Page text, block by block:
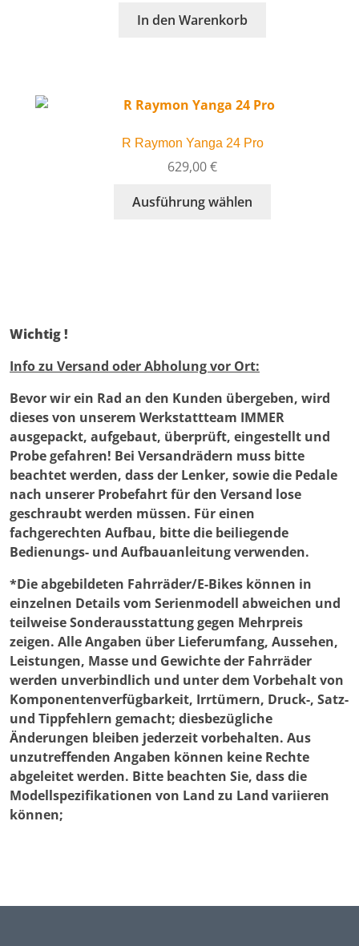
629,00 €
In den Warenkorb
R Raymon Yanga 24 Pro
629,00€
Ausführung wählen
Produktseite
gewählt
werden
Wichtig !
Info zu Versand oder Abholung vor Ort:
Bevor wir ein Rad an den Kunden übergeben, wird
dieses von unserem Werkstattteam IMMER
ausgepackt, aufgebaut, überprüft, eingestellt und
Probe gefahren! Bei Versandrädern muss bitte
beachtet werden, dass der Lenker, sowie die Pedale
nach unserer Probefahrt für den Versand lose
geschraubt werden müssen. Für einen
fachgerechten Aufbau, bitte die beiliegende
Bedienungs- und Aufbauanleitung verwenden.
*Die abgebildeten Fahrräder/E-Bikes können in
einzelnen Details vom Serienmodell abweichen und
teilweise Sonderausstattung gegen Mehrpreis
zeigen. Alle Angaben über Lieferumfang, Aussehen,
Leistungen, Masse und Gewichte der Fahrräder
werden unverbindlich und unter dem Vorbehalt von
Komponentenverfügbarkeit, Irrtümern, Druck-, Satz-
und Tippfehlern gemacht; diesbezügliche
Änderungen bleiben jederzeit vorbehalten. Aus
unzutreffenden Angaben können keine Rechte
abgeleitet werden. Bitte beachten Sie, dass die
Modellspezifikationen von Land zu Land variieren
können;